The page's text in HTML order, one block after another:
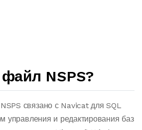
NSPS?
связано с Navicat для SQL
управления и редактирования баз